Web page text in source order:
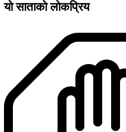
यो साताको लोकप्रिय